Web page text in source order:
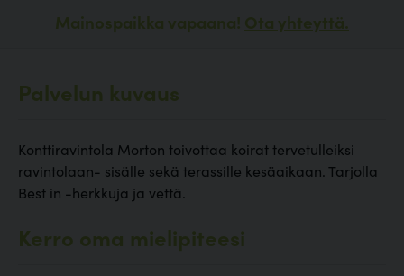
Mainospaikka vapaana! Ota yhteyttä.
Palvelun kuvaus
Konttiravintola Morton toivottaa koirat tervetulleiksi
ravintolaan- sisälle sekä terassille kesäaikaan. Tarjolla
Best in -herkkuja ja vettä.
Kerro oma mielipiteesi